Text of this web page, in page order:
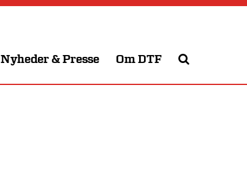
Nyheder & Presse Om DTF